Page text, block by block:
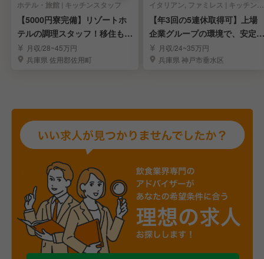
ホテル・旅館 | キッチンスタッフ
【5000円寮完備】リゾートホ
テルの調理スタッフ！移住も大
歓迎！
月収/28~45万円
兵庫県 佐用郡佐用町
イタリアン, ファミレス | キッチンスタッフ
【年3回の5連休取得可】上場
企業グループの環境で、安定し
たキャリアアップ！
月収/24~35万円
兵庫県 神戸市垂水区